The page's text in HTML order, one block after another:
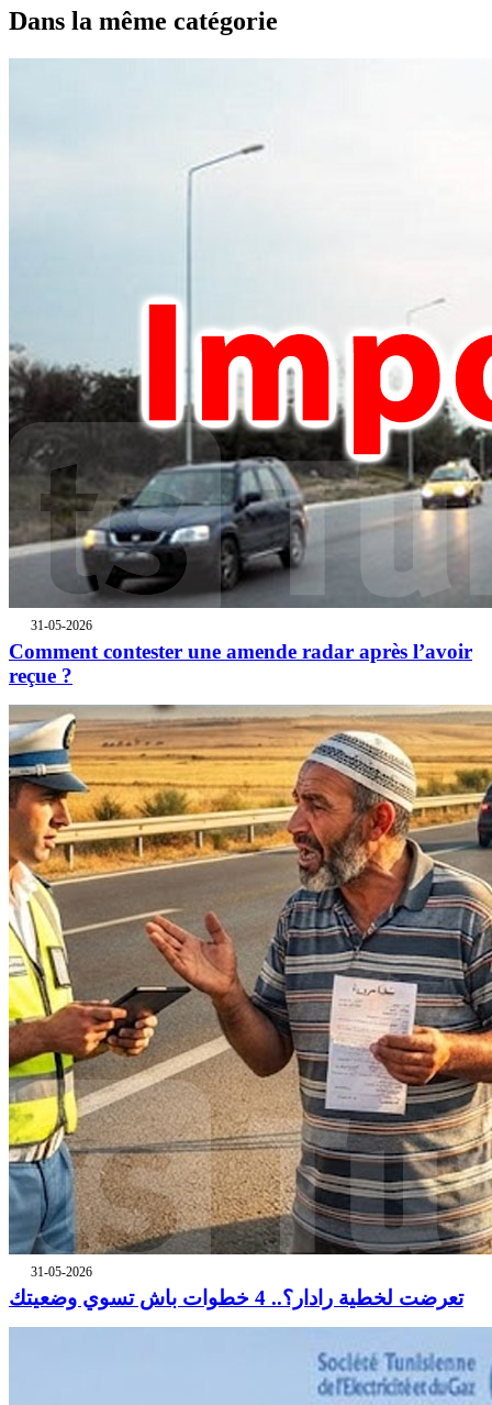
Dans la même catégorie
31-05-2026
Comment contester une amende radar après l’avoir
reçue ?
31-05-2026
تعرضت لخطية رادار؟.. 4 خطوات باش تسوي وضعيتك